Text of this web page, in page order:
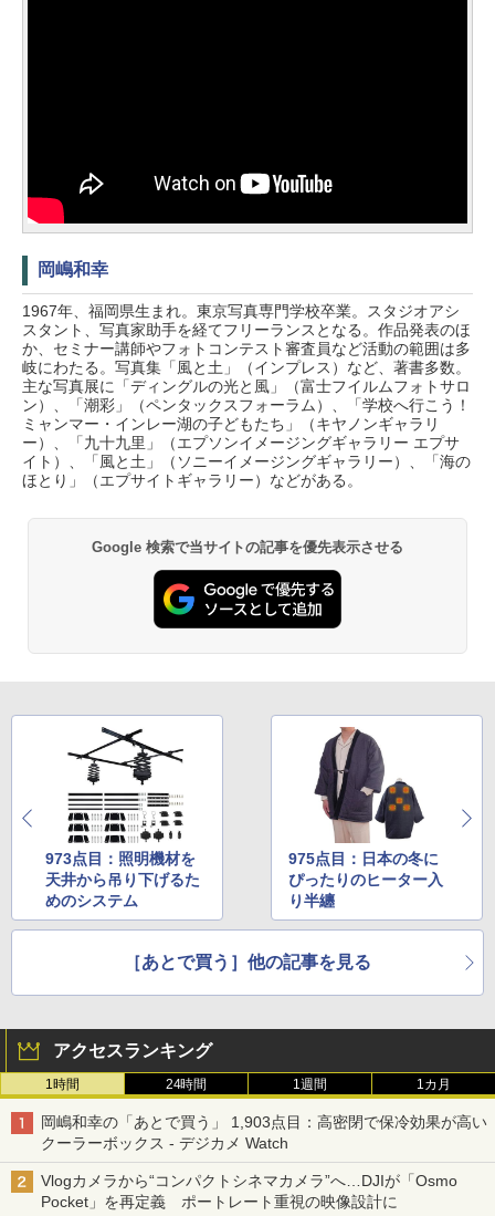
岡嶋和幸
1967年、福岡県生まれ。東京写真専門学校卒業。スタジオアシ
スタント、写真家助手を経てフリーランスとなる。作品発表のほ
か、セミナー講師やフォトコンテスト審査員など活動の範囲は多
岐にわたる。写真集「風と土」（インプレス）など、著書多数。
主な写真展に「ディングルの光と風」（富士フイルムフォトサロ
ン）、「潮彩」（ペンタックスフォーラム）、「学校へ行こう！
ミャンマー・インレー湖の子どもたち」（キヤノンギャラリ
ー）、「九十九里」（エプソンイメージングギャラリー エプサ
イト）、「風と土」（ソニーイメージングギャラリー）、「海の
ほとり」（エプサイトギャラリー）などがある。
Google 検索で当サイトの記事を優先表示させる
973点目：照明機材を
天井から吊り下げるた
めのシステム
975点目：日本の冬に
ぴったりのヒーター入
り半纏
［あとで買う］他の記事を見る
アクセスランキング
1時間 24時間 1週間 1カ月
岡嶋和幸の「あとで買う」 1,903点目：高密閉で保冷効果が高い
クーラーボックス - デジカメ Watch
Vlogカメラから“コンパクトシネマカメラ”へ…DJIが「Osmo
Pocket」を再定義 ポートレート重視の映像設計に